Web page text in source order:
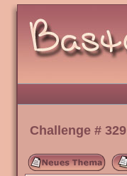
Challenge # 329